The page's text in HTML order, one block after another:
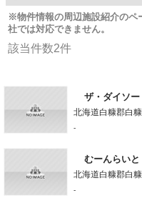
※物件情報の周辺施設紹介のペ
社では対応できません。
該当件数2件
ザ・ダイソ
北海道白糠郡白
-
むーんらいと
北海道白糠郡白
-